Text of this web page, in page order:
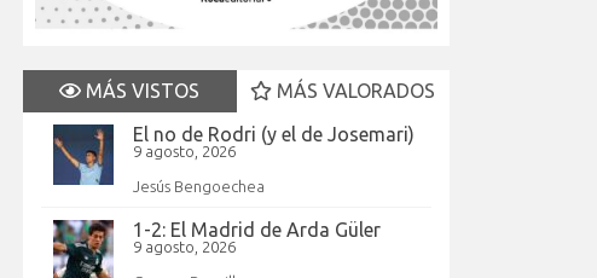
MÁS VISTOS
MÁS VALORADOS
El no de Rodri (y el de Josemari)
9 agosto, 2026
Jesús Bengoechea
1-2: El Madrid de Arda Güler
9 agosto, 2026